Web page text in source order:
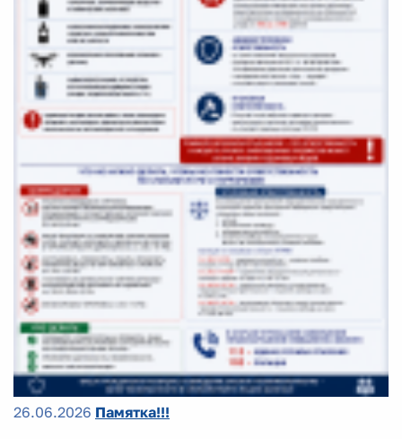
26.06.2026 Памятка!!!